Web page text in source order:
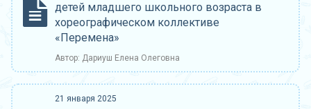
детей младшего школьного возраста в
хореографическом коллективе
«Перемена»
Автор: Дариуш Елена Олеговна
21 января 2025